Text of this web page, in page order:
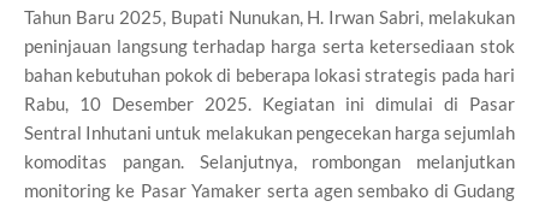
Tahun Baru 2025, Bupati Nunukan, H. Irwan Sabri, melakukan
peninjauan langsung terhadap harga serta ketersediaan stok
bahan kebutuhan pokok di beberapa lokasi strategis pada hari
Rabu, 10 Desember 2025. Kegiatan ini dimulai di Pasar
Sentral Inhutani untuk melakukan pengecekan harga sejumlah
komoditas pangan. Selanjutnya, rombongan melanjutkan
monitoring ke Pasar Yamaker serta agen sembako di Gudang